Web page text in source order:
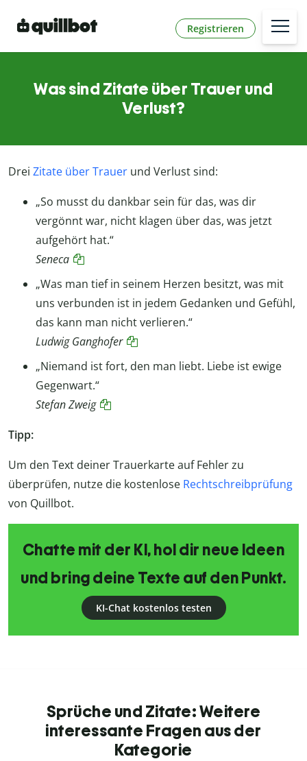
Registrieren
Was sind Zitate über Trauer und
Verlust?
Drei Zitate über Trauer und Verlust sind:
„So musst du dankbar sein für das, was dir
vergönnt war, nicht klagen über das, was jetzt
aufgehört hat.“
Seneca
„Was man tief in seinem Herzen besitzt, was mit
uns verbunden ist in jedem Gedanken und Gefühl,
das kann man nicht verlieren.“
Ludwig Ganghofer
„Niemand ist fort, den man liebt. Liebe ist ewige
Gegenwart.“
Stefan Zweig
Tipp:
Um den Text deiner Trauerkarte auf Fehler zu
überprüfen, nutze die kostenlose Rechtschreibprüfung
von Quillbot.
Chatte mit der KI, hol dir neue Ideen
und bring deine Texte auf den Punkt.
KI-Chat kostenlos testen
Sprüche und Zitate: Weitere
interessante Fragen aus der
Kategorie